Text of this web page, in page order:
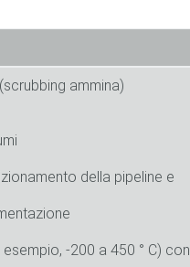
ammina)
della pipeline e
-200 a 450 ° C) con